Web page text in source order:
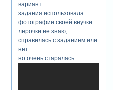
вариант
задания.использовала
фотографии своей внучки
лерочки.не знаю,
справилась с заданием или
нет.
но очень старалась.